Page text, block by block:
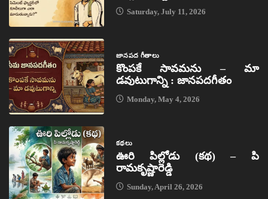
Saturday, July 11, 2026
జానపద గీతాలు
కొంపకే సావమను – మా
డవుటుగాన్ని : జానపదగీతం
Monday, May 4, 2026
కథలు
ఊరి పిల్లోడు (కథ) – పి
రామకృష్ణారెడ్డి
Sunday, April 26, 2026